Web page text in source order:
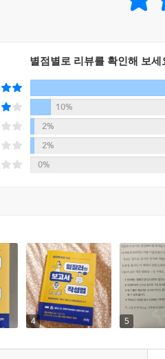
별점별로 리뷰를 확인해 보세
10%
2%
2%
0%
4 5